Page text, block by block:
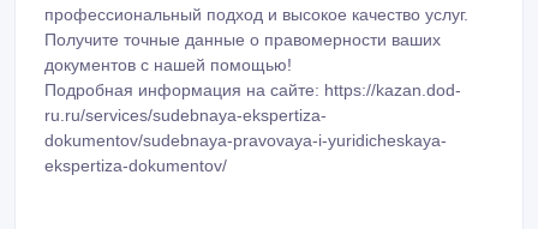
профессиональный подход и высокое качество услуг.
Получите точные данные о правомерности ваших
документов с нашей помощью!
Подробная информация на сайте: https://kazan.dod-
ru.ru/services/sudebnaya-ekspertiza-
dokumentov/sudebnaya-pravovaya-i-yuridicheskaya-
ekspertiza-dokumentov/